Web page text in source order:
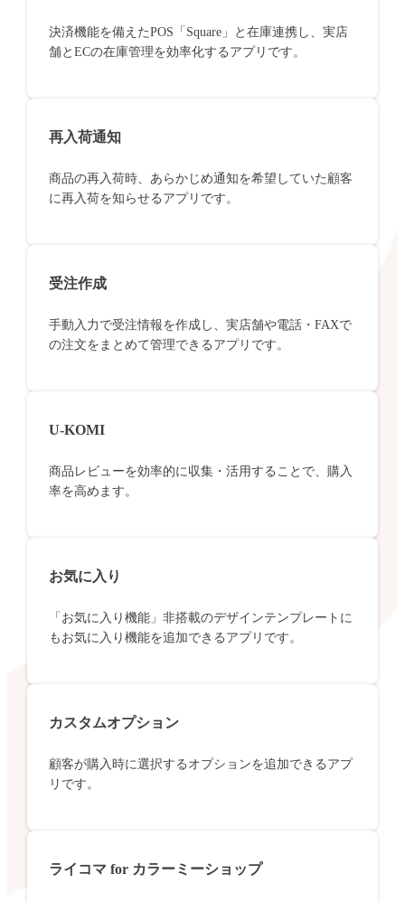
決済機能を備えたPOS「Square」と在庫連携し、実店
舗とECの在庫管理を効率化するアプリです。
再入荷通知
商品の再入荷時、あらかじめ通知を希望していた顧客
に再入荷を知らせるアプリです。
受注作成
手動入力で受注情報を作成し、実店舗や電話・FAXで
の注文をまとめて管理できるアプリです。
U-KOMI
商品レビューを効率的に収集・活用することで、購入
率を高めます。
お気に入り
「お気に入り機能」非搭載のデザインテンプレートに
もお気に入り機能を追加できるアプリです。
カスタムオプション
顧客が購入時に選択するオプションを追加できるアプ
リです。
ライコマ for カラーミーショップ